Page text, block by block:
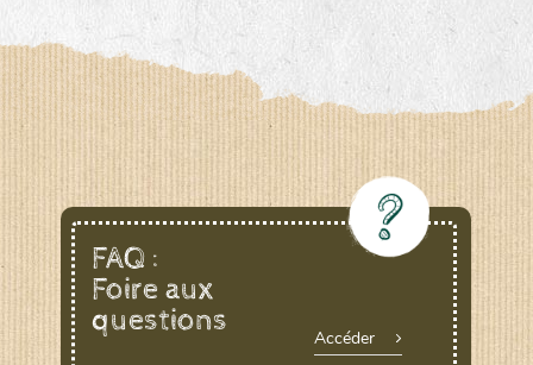
FAQ :
Foire aux
questions
Accéder